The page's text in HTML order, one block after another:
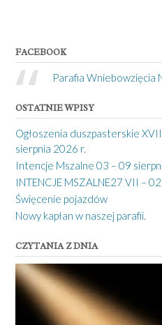
FACEBOOK
Parafia Wniebowzięcia
OSTATNIE WPISY
Ogłoszenia duszpasterskie
sierpnia 2026 r.
Intencje Mszalne 03 – 09
INTENCJE MSZALNE27 VII –
Święcenie pojazdów
Nowy kapłan w naszej parafii.
CZYTANIA Z DNIA